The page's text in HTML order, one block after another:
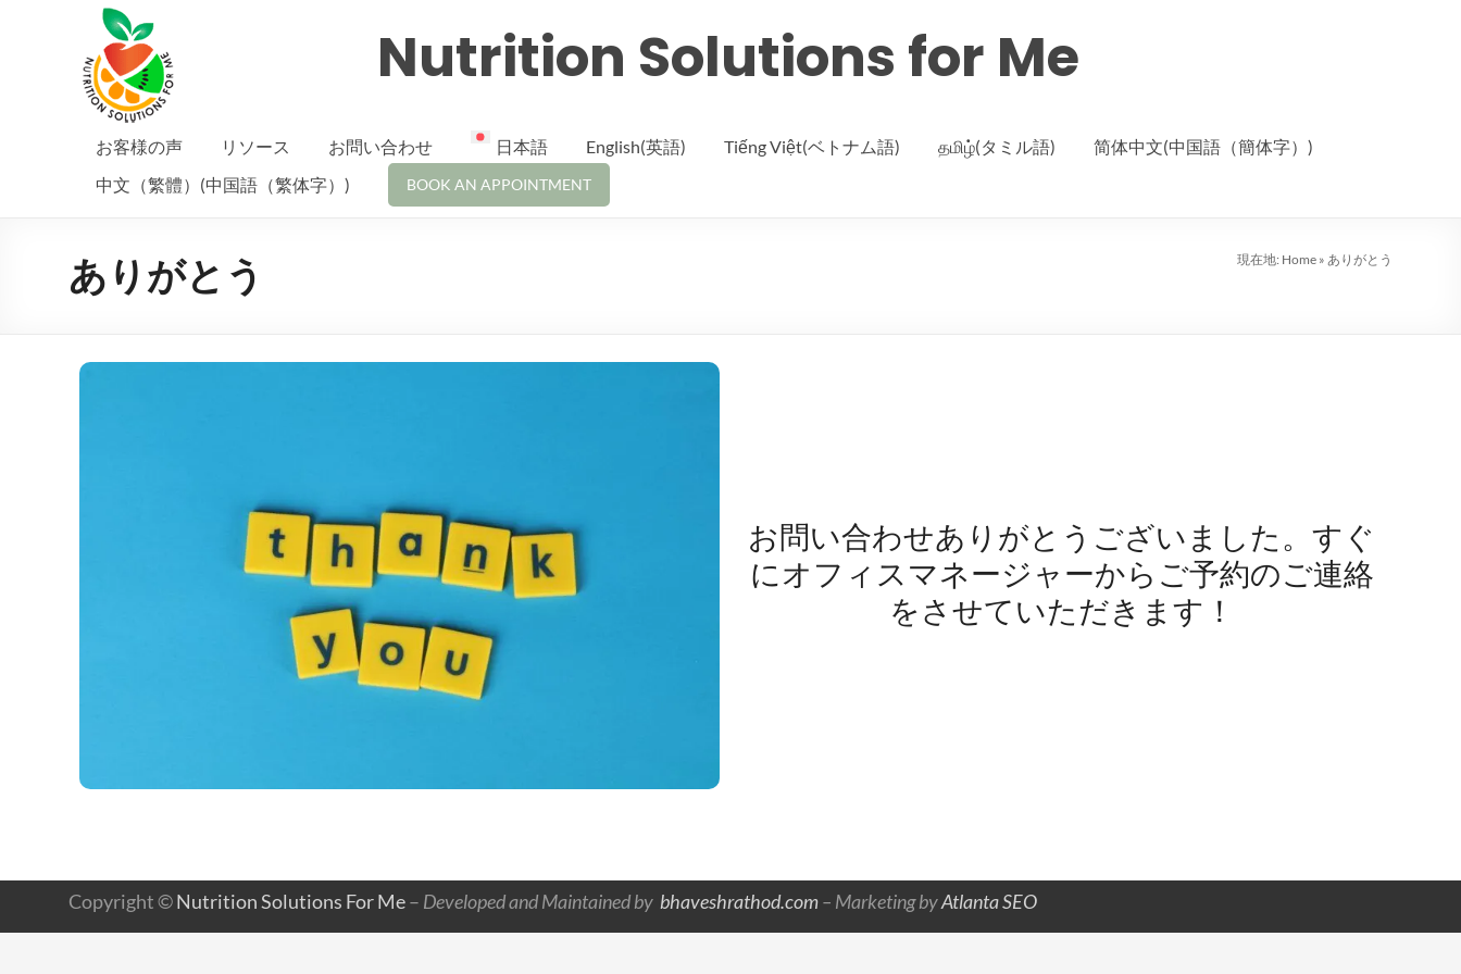
Nutrition Solutions for Me
お客様の声 リソース お問い合わせ 日本語 English(英語) Tiếng Việt(ベトナム語) தமிழ்(タミル語)
简体中文(中国語（簡体字）)
中文（繁體）(中国語（繁体字）)
BOOK AN APPOINTMENT
ありがとう 現在地: Home » ありがとう
お問い合わせありがとうございました。すぐ
にオフィスマネージャーからご予約のご連絡
をさせていただきます！
Copyright ©Nutrition Solutions For Me– Developed and Maintained by bhaveshrathod.com– Marketing byAtlanta SEO